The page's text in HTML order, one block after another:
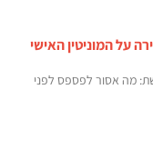
על המוניטין האישי
מה אסור לפספס לפני